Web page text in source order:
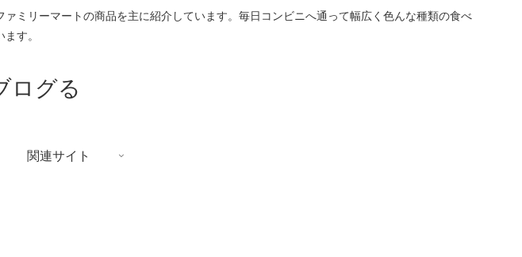
ミリーマートの商品を主に紹介しています。毎日コンビニへ通って幅広く色んな種類の食べ
す。
ログる
関連サイト